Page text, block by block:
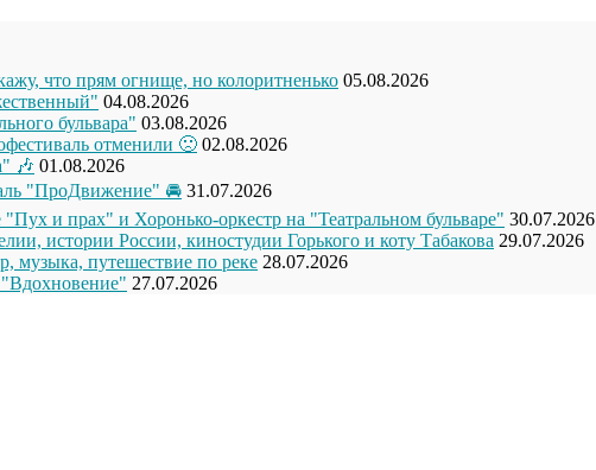
что прям огнище, но колоритненько 05.08.2026
04.08.2026
бульвара" 03.08.2026
отменили 🙁 02.08.2026
🎶 01.08.2026
"ПроДвижение" 🚘 31.07.2026
и прах" и Хоронько-оркестр на "Театральном бульваре" 30.07.2026
истории России, киностудии Горького и коту Табакова 29.07.2026
музыка, путешествие по реке 28.07.2026
27.07.2026